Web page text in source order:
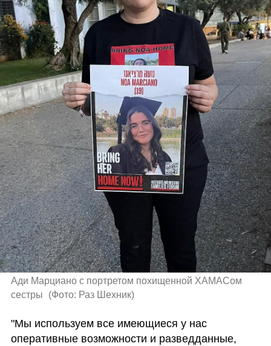
Ади Марциано с портретом похищенной ХАМАСом
сестры
(Фото: Раз Шехник)
"Мы используем все имеющиеся у нас
оперативные возможности и разведданные,